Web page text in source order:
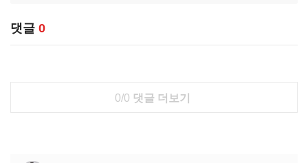
댓글 0
0/0 댓글 더보기